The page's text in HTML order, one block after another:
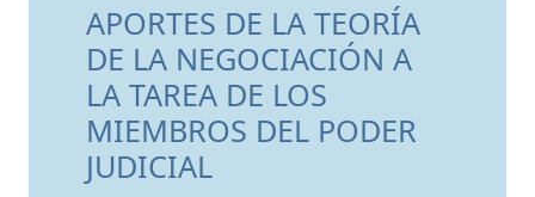
APORTES DE LA TEORÍA
DE LA NEGOCIACIÓN A
LA TAREA DE LOS
MIEMBROS DEL PODER
JUDICIAL